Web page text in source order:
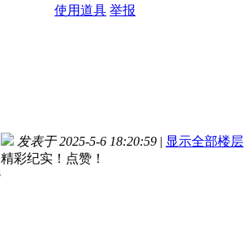
使用道具 举报
发表于 2025-5-6 18:20:59 | 显示全部楼层
精彩纪实！点赞！